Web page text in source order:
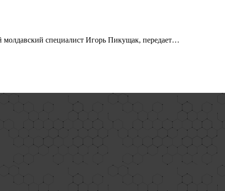
специалист Игорь Пикущак, передает…